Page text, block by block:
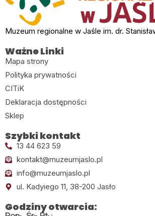
Muzeum regionalne w Jaśle im. dr.
Ważne Linki
Mapa strony
Polityka prywatności
CITiK
Deklaracja dostępności
Sklep
Szybki kontakt
13 44 623 59
kontakt@muzeumjaslo.pl
info@muzeumjaslo.pl
ul. Kadyiego 11, 38-200 Jasło
Godziny otwarcia: